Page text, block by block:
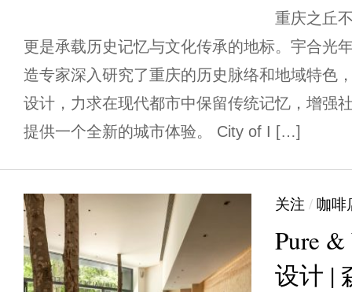
重庆之丘
更是承载历史记忆与文化传承的地标。宇合光
造专家深入研究了重庆的历史脉络和地域特色
设计，力求在现代都市中保留传统记忆，增强
提供一个全新的城市体验。 City of I […]
关注 / 咖啡
Pure
设计 |